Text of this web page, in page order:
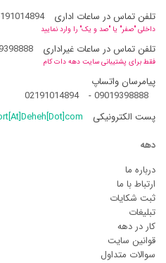
تلفن تماس در ساعات اداری
داخلی "صفر" یا "صد و یک" را وارد نمایید
تلفن تماس در ساعات غیراداری
فقط برای پشتیبانی سایت دهه دات کام
پیامرسان واتساپ
09019398888
-
02191014894
پست الکترونیکی
دهه
درباره ما
ارتباط با ما
ثبت شکایات
تبلیغات
کار در دهه
قوانین سایت
سوالات متداول